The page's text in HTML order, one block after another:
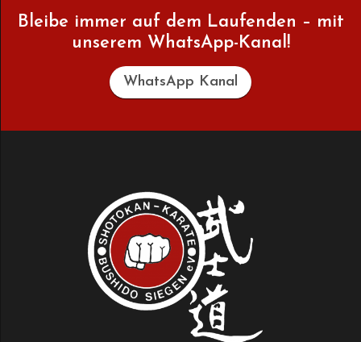
Bleibe immer auf dem Laufenden – mit
unserem WhatsApp-Kanal!
WhatsApp Kanal